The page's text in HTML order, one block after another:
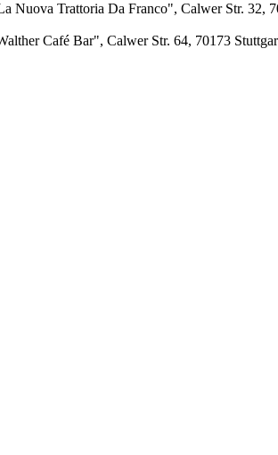
Nuova Trattoria Da Franco", Calwer Str. 32,
Café Bar", Calwer Str. 64, 70173